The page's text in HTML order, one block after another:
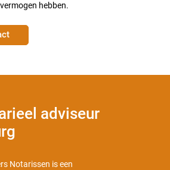
hebben.
adviseur
Notarissen is een